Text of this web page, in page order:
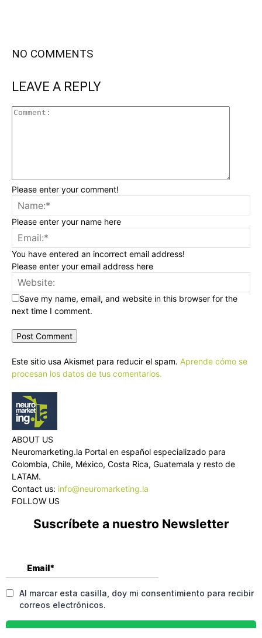
NO COMMENTS
LEAVE A REPLY
Please enter your comment!
Please enter your name here
You have entered an incorrect email address!
Please enter your email address here
Save my name, email, and website in this browser for the
next time I comment.
Este sitio usa Akismet para reducir el spam. Aprende cómo se
procesan los datos de tus comentarios.
ABOUT US
Neuromarketing.la Portal en español especializado para
Colombia, Chile, México, Costa Rica, Guatemala y resto de
LATAM.
Contact us: info@neuromarketing.la
FOLLOW US
Suscríbete a nuestro Newsletter